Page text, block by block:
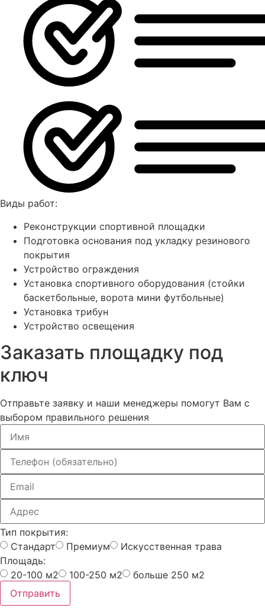
Виды работ:
Реконструкции спортивной площадки
Подготовка основания под укладку резинового
покрытия
Устройство ограждения
Установка спортивного оборудования (стойки
баскетбольные, ворота мини футбольные)
Установка трибун
Устройство освещения
Заказать площадку под
ключ
Отправьте заявку и наши менеджеры помогут Вам с
выбором правильного решения
Тип покрытия:
Стандарт
Премиум
Искусственная трава
Площадь:
20-100 м2
100-250 м2
больше 250 м2
Отправить